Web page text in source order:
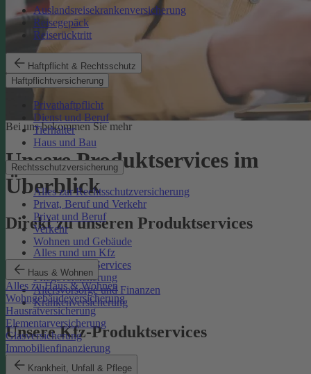
Auslandsreisekrankenversicherung
Reisegepäck
Reiserücktritt
Haftpflicht & Rechtsschutz
Haftpflichtversicherung
Privathaftpflicht
Dienst und Beruf
Tierhalter
Haus und Bau
Rechtsschutzversicherung
Alles zur Rechtsschutzversicherung
Privat, Beruf und Verkehr
Privat und Beruf
Verkehr
Wohnen und Gebäude
Haus & Wohnen
Alles zu Haus & Wohnen
Wohngebäudeversicherung
Hausratversicherung
Elementarversicherung
Glasversicherung
Immobilienfinanzierung
Krankheit, Unfall & Pflege
Bei uns bekommen Sie mehr
Unsere Produktservices im
Überblick
Direkt zu unseren Produktservices
Alles rund um Kfz
Rechtsschutz-Services
Pflegeversicherung
Altersvorsorge und Finanzen
Krankenversicherung
Unsere Kfz-Produktservices
eVB-Nummer